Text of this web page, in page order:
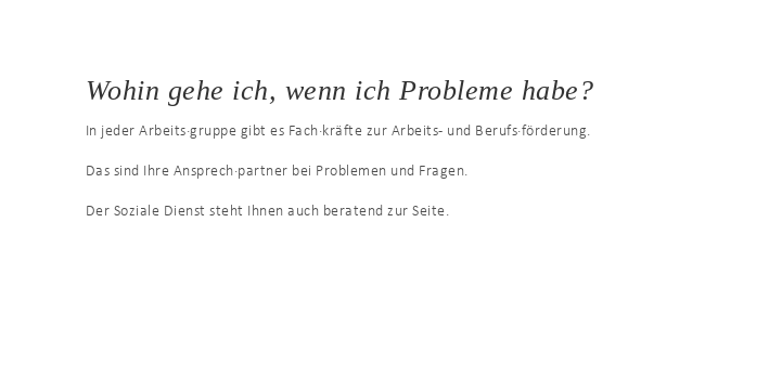
Wohin gehe ich, wenn ich Probleme habe?
In jeder Arbeits·gruppe gibt es Fach·kräfte zur Arbeits- und Berufs·förderung.
Das sind Ihre Ansprech·partner bei Problemen und Fragen.
Der Soziale Dienst steht Ihnen auch beratend zur Seite.